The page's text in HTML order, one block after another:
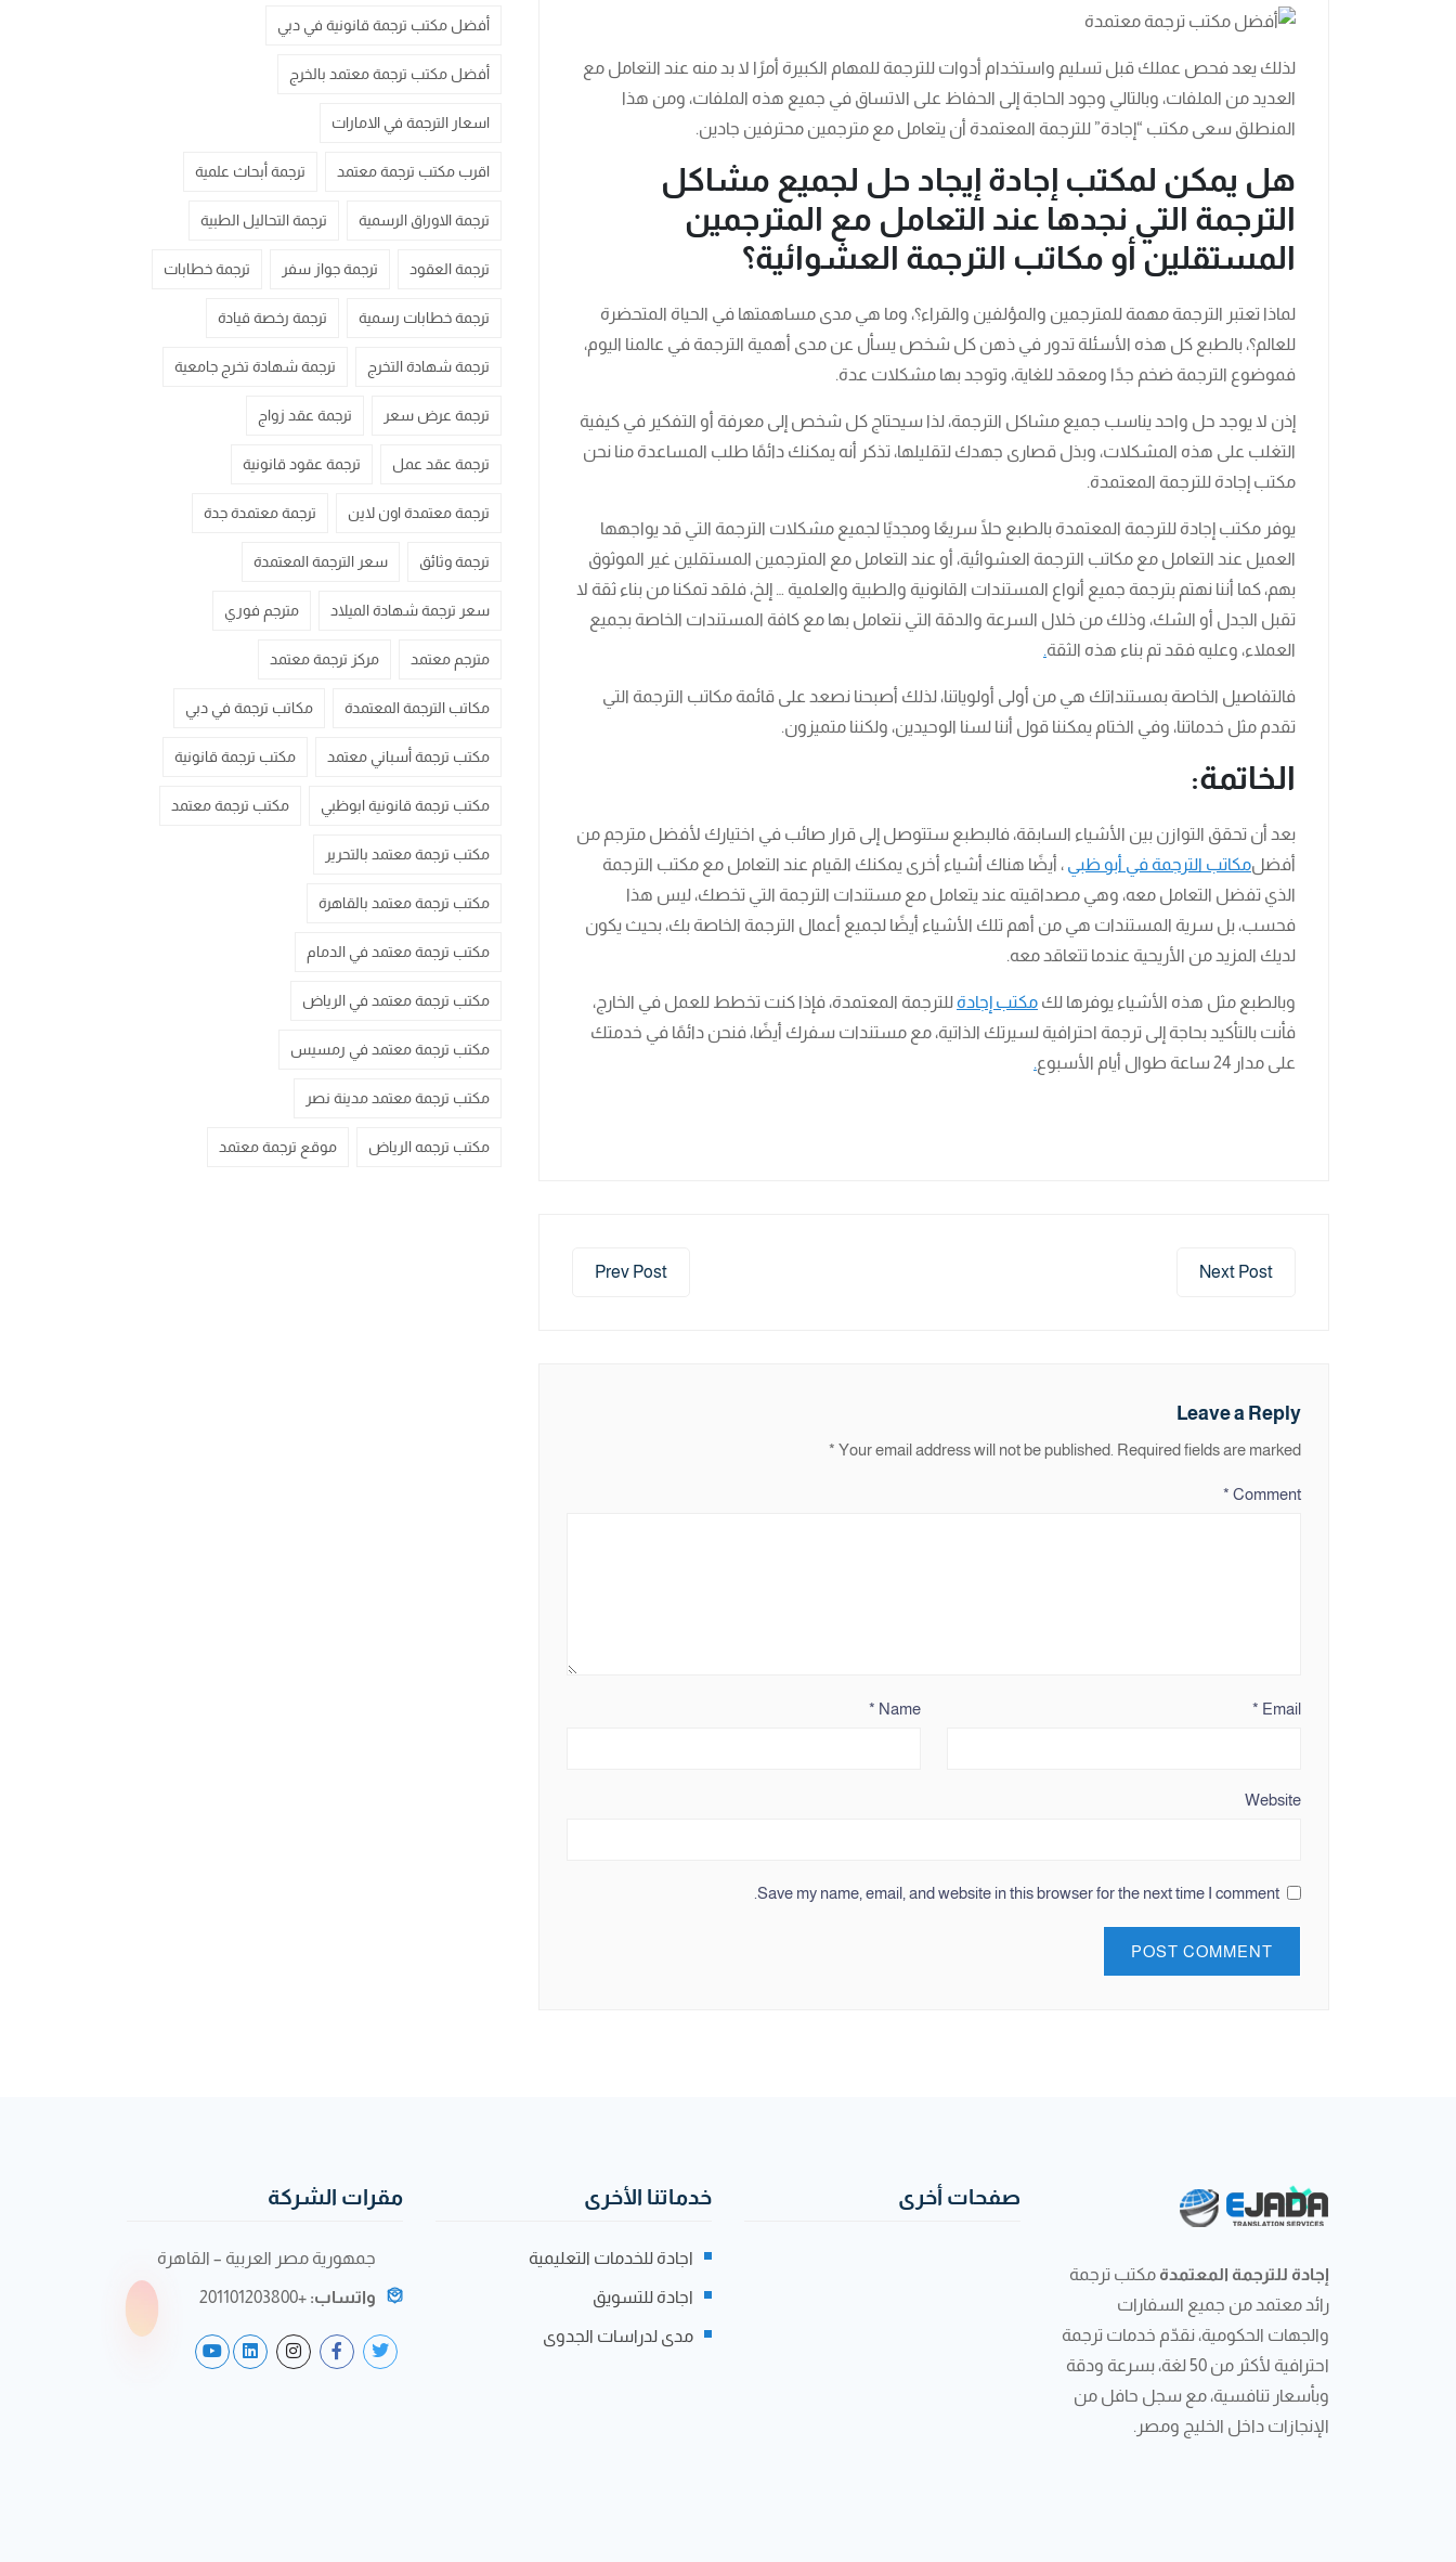
لذلك يعد فحص عملك قبل تسليم واستخدام أدوات للترجمة للمهام الكبيرة أمرًا لا بد منه عند التعامل مع
العديد من الملفات، وبالتالي وجود الحاجة إلى الحفاظ على الاتساق في جميع هذه الملفات، ومن هذا
المنطلق سعى مكتب “إجادة” للترجمة المعتمدة أن يتعامل مع مترجمين محترفين جادين.
هل يمكن لمكتب إجادة إيجاد حل لجميع مشاكل
الترجمة التي نجدها عند التعامل مع المترجمين
المستقلين أو مكاتب الترجمة العشوائية؟
لماذا تعتبر الترجمة مهمة للمترجمين والمؤلفين والقراء؟، وما هي مدى مساهمتها في الحياة المتحضرة
للعالم؟، بالطبع كل هذه الأسئلة تدور في ذهن كل شخص يسأل عن مدى أهمية الترجمة في عالمنا اليوم،
فموضوع الترجمة ضخم جدًا ومعقد للغاية، وتوجد بها مشكلات عدة.
إذن لا يوجد حل واحد يناسب جميع مشاكل الترجمة، لذا سيحتاج كل شخص إلى معرفة أو التفكير في كيفية
التغلب على هذه المشكلات، وبذل قصارى جهدك لتقليلها، تذكر أنه يمكنك دائمًا طلب المساعدة منا نحن
مكتب إجادة للترجمة المعتمدة.
يوفر مكتب إجادة للترجمة المعتمدة بالطبع حلًا سريعًا ومجديًا لجميع مشكلات الترجمة التي قد يواجهها
العميل عند التعامل مع مكاتب الترجمة العشوائية، أو عند التعامل مع المترجمين المستقلين غير الموثوق
بهم، كما أننا نهتم بترجمة جميع أنواع المستندات القانونية والطبية والعلمية … إلخ، فلقد تمكنا من بناء ثقة لا
تقبل الجدل أو الشك، وذلك من خلال السرعة والدقة التي نتعامل بها مع كافة المستندات الخاصة بجميع
العملاء، وعليه فقد تم بناء هذه الثقة.
فالتفاصيل الخاصة بمستنداتك هي من أولى أولوياتنا، لذلك أصبحنا نصعد على قائمة مكاتب الترجمة التي
تقدم مثل خدماتنا، وفي الختام يمكننا قول أننا لسنا الوحيدين، ولكننا متميزون.
الخاتمة:
بعد أن تحقق التوازن بين الأشياء السابقة، فالبطبع ستتوصل إلى قرار صائب في اختيارك لأفضل مترجم من
أفضلمكاتب الترجمة في أبو ظبي ، أيضًا هناك أشياء أخرى يمكنك القيام عند التعامل مع مكتب الترجمة
الذي تفضل التعامل معه، وهي مصداقيته عند يتعامل مع مستندات الترجمة التي تخصك، ليس هذا
فحسب، بل سرية المستندات هي من أهم تلك الأشياء أيضًا لجميع أعمال الترجمة الخاصة بك، بحيث يكون
لديك المزيد من الأريحية عندما تتعاقد معه.
وبالطبع مثل هذه الأشياء يوفرها لك مكتب إجادة للترجمة المعتمدة، فإذا كنت تخطط للعمل في الخارج،
فأنت بالتأكيد بحاجة إلى ترجمة احترافية لسيرتك الذاتية، مع مستندات سفرك أيضًا، فنحن دائمًا في خدمتك
على مدار 24 ساعة طوال أيام الأسبوع
.
Prev Post Next Post
Leave a Reply
Your email address will not be published. Required fields are marked
*
Comment
*
Name
* Email
*
Website
Save my name, email, and website in this browser for the next time I comment.
أفضل مكتب ترجمة قانونية في دبي
أفضل مكتب ترجمة معتمد بالخرج
اسعار الترجمة في الامارات
اقرب مكتب ترجمة معتمد ترجمة أبحاث علمية
ترجمة الاوراق الرسمية ترجمة التحاليل الطبية
ترجمة العقود ترجمة جواز سفر ترجمة خطابات
ترجمة خطابات رسمية ترجمة رخصة قيادة
ترجمة شهادة التخرج ترجمة شهادة تخرج جامعية
ترجمة عرض سعر ترجمة عقد زواج
ترجمة عقد عمل ترجمة عقود قانونية
ترجمة معتمدة اون لاين ترجمة معتمدة جدة
ترجمة وثائق سعر الترجمة المعتمدة
سعر ترجمة شهادة الميلاد مترجم فوري
مترجم معتمد مركز ترجمة معتمد
مكاتب الترجمة المعتمدة مكاتب ترجمة في دبي
مكتب ترجمة أسباني معتمد مكتب ترجمة قانونية
مكتب ترجمة قانونية ابوظبي مكتب ترجمة معتمد
مكتب ترجمة معتمد بالتحرير
مكتب ترجمة معتمد بالقاهرة
مكتب ترجمة معتمد في الدمام
مكتب ترجمة معتمد في الرياض
مكتب ترجمة معتمد في رمسيس
مكتب ترجمة معتمد مدينة نصر
مكتب ترجمه الرياض موقع ترجمة معتمد
إجادة للترجمة المعتمدة مكتب ترجمة
رائد معتمد من جميع السفارات
والجهات الحكومية، نقدّم خدمات ترجمة
احترافية لأكثر من 50 لغة، بسرعة ودقة
وبأسعار تنافسية، مع سجل حافل من
الإنجازات داخل الخليج ومصر.
صفحات أخرى خدماتنا الأخرى
اجادة للخدمات التعليمية
اجادة للتسويق
مدى لدراسات الجدوى
مقرات الشركة
جمهورية مصر العربية – القاهرة
واتساب: +201101203800